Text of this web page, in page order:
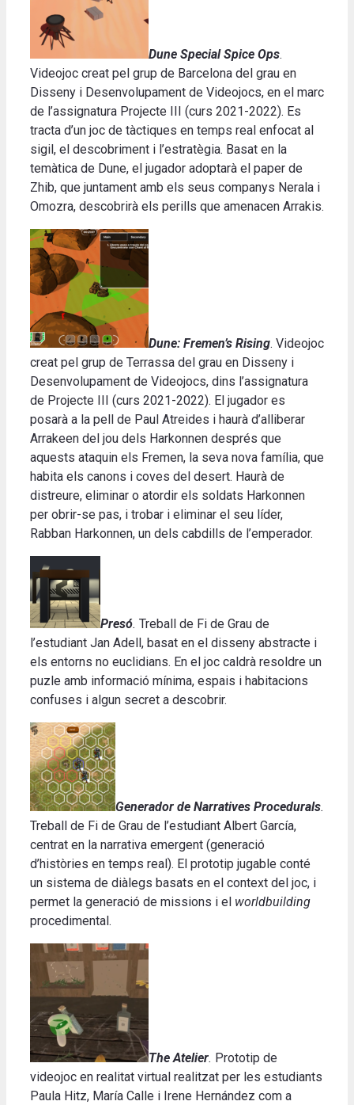
Dune Special Spice Ops.
Videojoc creat pel grup de Barcelona del grau en
Disseny i Desenvolupament de Videojocs, en el marc
de l’assignatura Projecte III (curs 2021-2022). Es
tracta d’un joc de tàctiques en temps real enfocat al
sigil, el descobriment i l’estratègia. Basat en la
temàtica de Dune, el jugador adoptarà el paper de
Zhib, que juntament amb els seus companys Nerala i
Omozra, descobrirà els perills que amenacen Arrakis.
Dune: Fremen’s Rising. Videojoc
creat pel grup de Terrassa del grau en Disseny i
Desenvolupament de Videojocs, dins l’assignatura
de Projecte III (curs 2021-2022). El jugador es
posarà a la pell de Paul Atreides i haurà d’alliberar
Arrakeen del jou dels Harkonnen després que
aquests ataquin els Fremen, la seva nova família, que
habita els canons i coves del desert. Haurà de
distreure, eliminar o atordir els soldats Harkonnen
per obrir-se pas, i trobar i eliminar el seu líder,
Rabban Harkonnen, un dels cabdills de l’emperador.
Presó. Treball de Fi de Grau de
l’estudiant Jan Adell, basat en el disseny abstracte i
els entorns no euclidians. En el joc caldrà resoldre un
puzle amb informació mínima, espais i habitacions
confuses i algun secret a descobrir.
Generador de Narratives Procedurals.
Treball de Fi de Grau de l’estudiant Albert García,
centrat en la narrativa emergent (generació
d’històries en temps real). El prototip jugable conté
un sistema de diàlegs basats en el context del joc, i
permet la generació de missions i el worldbuilding
procedimental .
The Atelier. Prototip de
videojoc en realitat virtual realitzat per les estudiants
Paula Hitz, María Calle i Irene Hernández com a